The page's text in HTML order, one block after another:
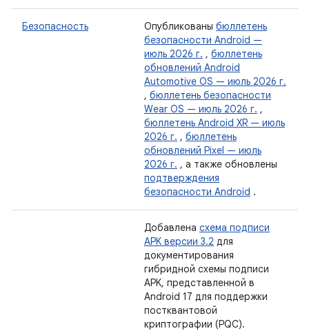
Безопасность Опубликованы бюллетень
безопасности Android —
июль 2026 г. , бюллетень
обновлений Android
Automotive OS — июль 2026 г.
, бюллетень безопасности
Wear OS — июль 2026 г. ,
бюллетень Android XR — июль
2026 г. , бюллетень
обновлений Pixel — июль
2026 г. , а также обновлены
подтверждения
безопасности Android .
Добавлена ​​схема подписи
APK версии 3.2 для
документирования
гибридной схемы подписи
APK, представленной в
Android 17 для поддержки
постквантовой
криптографии (PQC).